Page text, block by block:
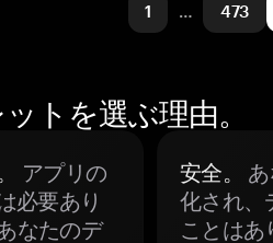
1 … 473
トを選ぶ理由。
アプリの
必要あり
なたのデ
安全。
化され、
ことはあ